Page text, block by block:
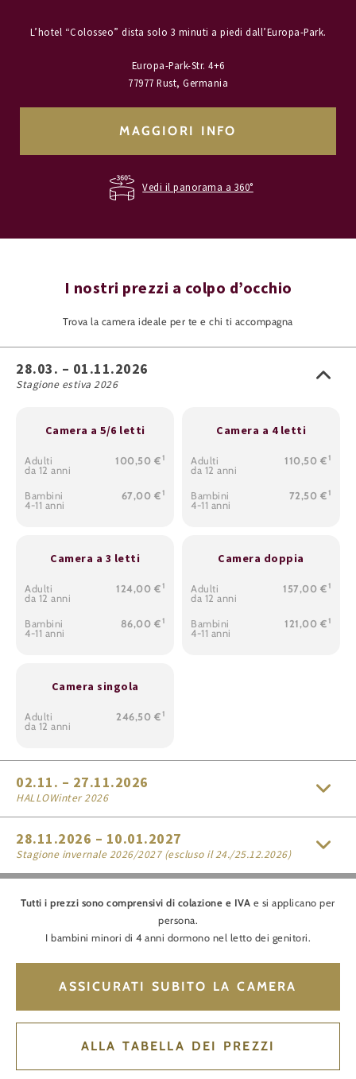
L’hotel “Colosseo” dista solo 3 minuti a piedi dall’Europa-Park.
Europa-Park-Str. 4+6
77977 Rust, Germania
MAGGIORI INFO
Vedi il panorama a 360°
I nostri prezzi a colpo d’occhio
Trova la camera ideale per te e chi ti accompagna
28.03. – 01.11.2026
Stagione estiva 2026
Camera a 5/6 letti
Adulti
da 12 anni
100,50 €1
Bambini
4-11 anni
67,00 €1
Camera a 4 letti
Adulti
da 12 anni
110,50 €1
Bambini
4-11 anni
72,50 €1
Camera a 3 letti
Adulti
da 12 anni
124,00 €1
Bambini
4-11 anni
86,00 €1
Camera doppia
Adulti
da 12 anni
157,00 €1
Bambini
4-11 anni
121,00 €1
Camera singola
Adulti
da 12 anni
246,50 €1
02.11. – 27.11.2026
HALLOWinter 2026
28.11.2026 – 10.01.2027
Stagione invernale 2026/2027 (escluso il 24./25.12.2026)
Tutti i prezzi sono comprensivi di colazione e IVA e si applicano per
persona.
I bambini minori di 4 anni dormono nel letto dei genitori.
ASSICURATI SUBITO LA CAMERA
ALLA TABELLA DEI PREZZI